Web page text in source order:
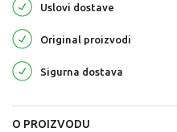
Uslovi dostave
Original proizvodi
Sigurna dostava
O PROIZVODU